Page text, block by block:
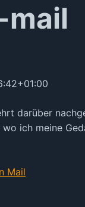
mail
darüber
ich meine
Mail